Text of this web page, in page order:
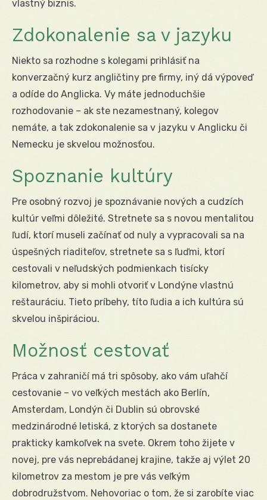
vlastný biznis.
Zdokonalenie sa v jazyku
Niekto sa rozhodne s kolegami prihlásiť na
konverzačný kurz angličtiny pre firmy, iný dá výpoveď
a odíde do Anglicka. Vy máte jednoduchšie
rozhodovanie – ak ste nezamestnaný, kolegov
nemáte, a tak zdokonalenie sa v jazyku v Anglicku či
Nemecku je skvelou možnosťou.
Spoznanie kultúry
Pre osobný rozvoj je spoznávanie nových a cudzích
kultúr veľmi dôležité. Stretnete sa s novou mentalitou
ľudí, ktorí museli začínať od nuly a vypracovali sa na
úspešných riaditeľov, stretnete sa s ľuďmi, ktorí
cestovali v neľudských podmienkach tisícky
kilometrov, aby si mohli otvoriť v Londýne vlastnú
reštauráciu. Tieto príbehy, títo ľudia a ich kultúra sú
skvelou inšpiráciou.
Možnosť cestovať
Práca v zahraničí má tri spôsoby, ako vám uľahčí
cestovanie – vo veľkých mestách ako Berlín,
Amsterdam, Londýn či Dublin sú obrovské
medzinárodné letiská, z ktorých sa dostanete
prakticky kamkoľvek na svete. Okrem toho žijete v
novej, pre vás neprebádanej krajine, takže aj výlet 20
kilometrov za mestom je pre vás veľkým
dobrodružstvom. Nehovoriac o tom, že si zarobíte viac